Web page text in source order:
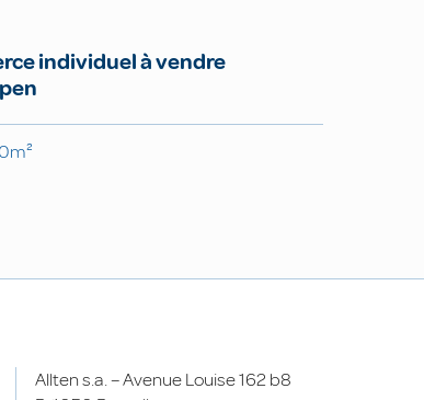
individuel à vendre
Allten s.a. – Avenue Louise 162 b8